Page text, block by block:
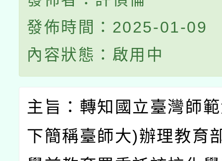
發佈時間：2025-01-09
內容狀態：啟用中
主旨：轉知國立臺灣師
下簡稱臺師大)辦理教育